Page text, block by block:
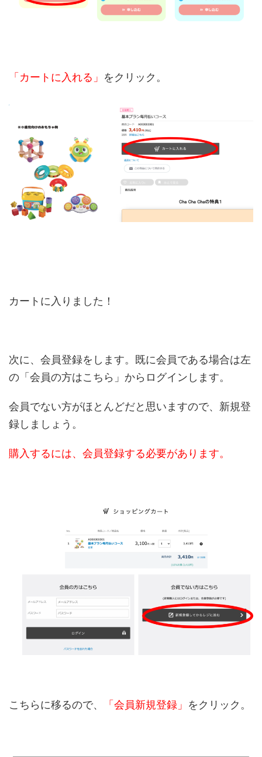
「カートに入れる」 をクリック。
カートに入りました！
次に、会員登録をします。既に会員である場合は左
の「会員の方はこちら」からログインします。
会員でない方がほとんどだと思いますので、新規登
録しましょう。
購入するには、会員登録する必要があります。
こちらに移るので、 「会員新規登録」 をクリック。